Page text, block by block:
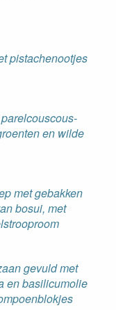
pistachenootjes
en wilde
met gebakken
bosui, met
gevuld met
en basilicumolie